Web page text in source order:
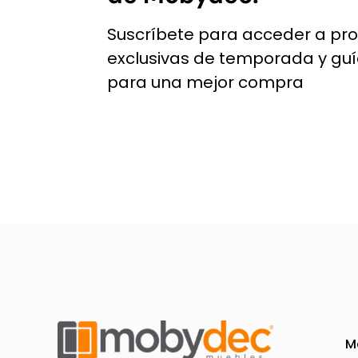
pueden
elegir
en
página
Suscríbete para acceder a
exclusivas de temporada y
para una mejor compra